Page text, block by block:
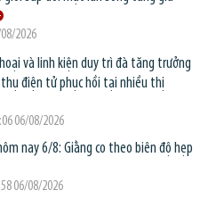
2026
và linh kiện duy trì đà tăng trưởng
điện tử phục hồi tại nhiều thị
06/08/2026
nay 6/8: Giằng co theo biên độ hẹp
06/08/2026